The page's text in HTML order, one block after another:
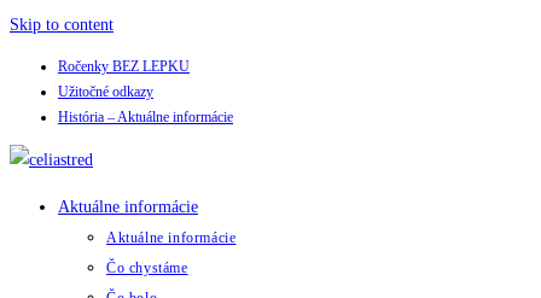
Skip to content
Ročenky BEZ LEPKU
Užitočné odkazy
História – Aktuálne informácie
Aktuálne informácie
Aktuálne informácie
Čo chystáme